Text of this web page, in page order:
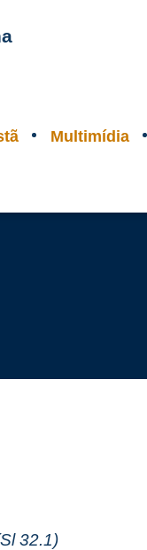
Multimídia
32.1)